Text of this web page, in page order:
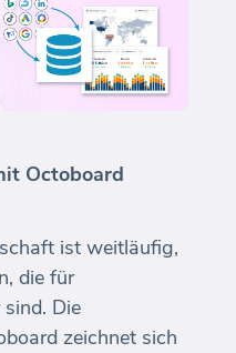
Octoboard
ist weitläufig,
die für
Die
zeichnet sich